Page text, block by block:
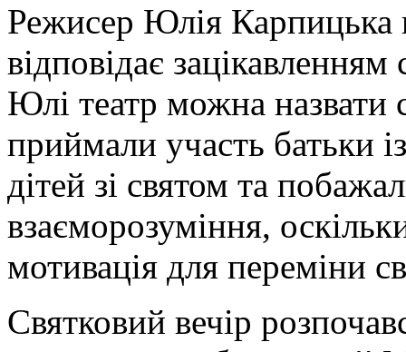
Режисер Юлія Карпицька
відповідає
Юлі театр можна назвати
приймали участь батьки
дітей зі святом та
взаєморозуміння,
мотивація для переміни
Святковий вечір